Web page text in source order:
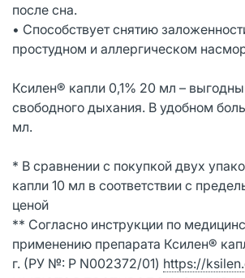
после сна.
• Способствует снятию
простудном и аллергическом
Ксилен® капли 0,1% 20 мл –
свободного дыхания. В удобном
мл.
* В сравнении с покупкой двух
капли 10 мл в соответствии с
ценой
** Согласно инструкции по
применению препарата Ксилен®
г. (РУ №: Р N002372/01) https://